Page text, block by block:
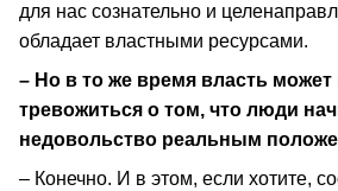
для нас сознательно и
обладает властными ресурсами.
– Но в то же время власть может
тревожиться о том, что люди
недовольство реальным
– Конечно. И в этом, если хотите,